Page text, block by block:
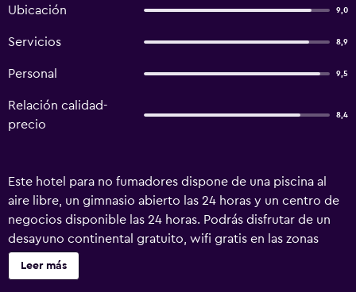
Ubicación 9,0
Servicios 8,9
Personal 9,5
Relación calidad-
precio
8,4
Este hotel para no fumadores dispone de una piscina al
aire libre, un gimnasio abierto las 24 horas y un centro de
negocios disponible las 24 horas. Podrás disfrutar de un
desayuno continental gratuito, wifi gratis en las zonas
comunes y aparcamiento gratuito. También encontrarás
café o té en las zonas comunes, una piscina de temporada
Leer más